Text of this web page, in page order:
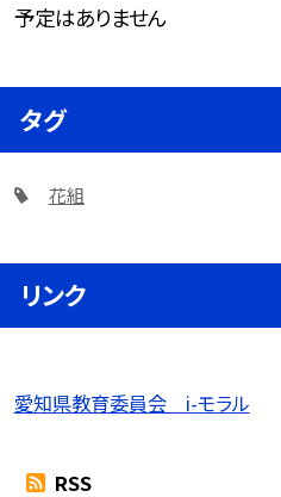
予定はありません
タグ
花組
リンク
愛知県教育委員会 i-モラル
RSS